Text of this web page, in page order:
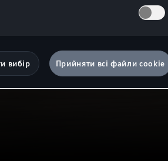
вибір Прийняти всі файли сookie